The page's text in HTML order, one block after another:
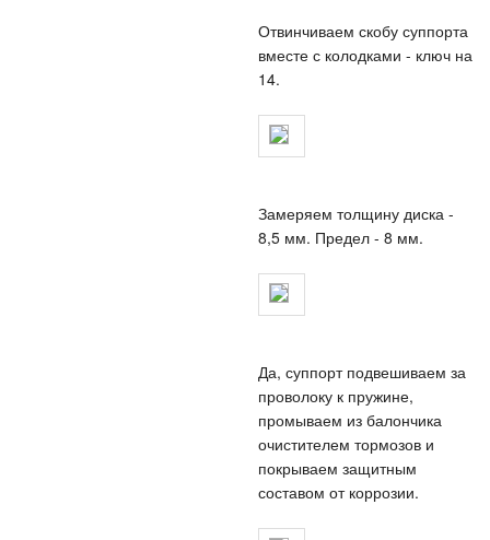
Отвинчиваем скобу суппорта
вместе с колодками - ключ на
14.
Замеряем толщину диска -
8,5 мм. Предел - 8 мм.
Да, суппорт подвешиваем за
проволоку к пружине,
промываем из балончика
очистителем тормозов и
покрываем защитным
составом от коррозии.